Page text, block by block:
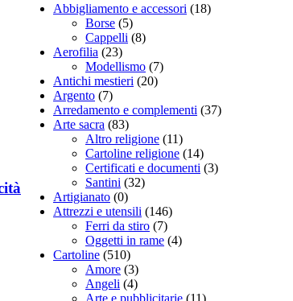
Abbigliamento e accessori (18)
Borse (5)
Cappelli (8)
Aerofilia (23)
Modellismo (7)
Antichi mestieri (20)
Argento (7)
Arredamento e complementi (37)
Arte sacra (83)
Altro religione (11)
Cartoline religione (14)
Certificati e documenti (3)
Santini (32)
Artigianato (0)
Attrezzi e utensili (146)
Ferri da stiro (7)
Oggetti in rame (4)
Cartoline (510)
Amore (3)
Angeli (4)
Arte e pubblicitarie (11)